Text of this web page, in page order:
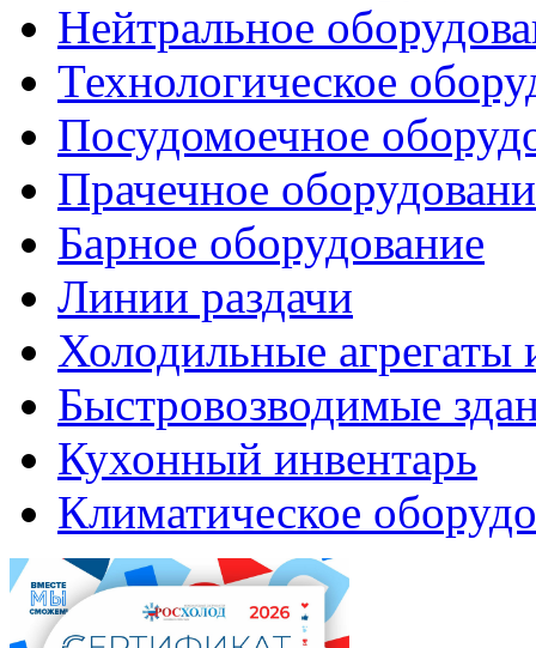
Нейтральное
Технологическое
Посудомоечное
Прачечное
Барное оборудование
Линии раздачи
Холодильные агрегаты
Быстровозводимые
Кухонный инвентарь
Климатическое